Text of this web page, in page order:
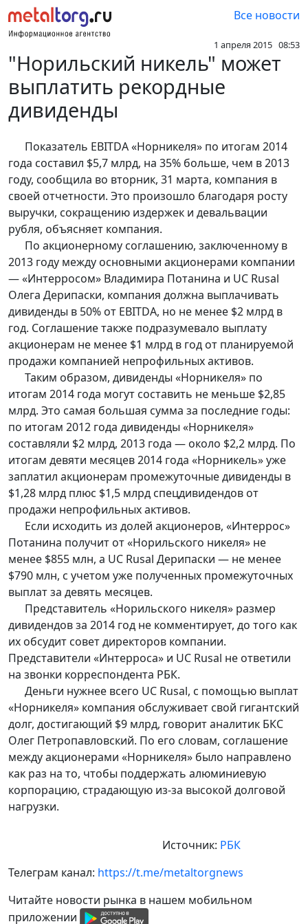
Все новости
1 апреля 2015 08:53
"Норильский никель" может
выплатить рекордные
дивиденды
Показатель EBITDA «Норникеля» по итогам 2014
года составил $5,7 млрд, на 35% больше, чем в 2013
году, сообщила во вторник, 31 марта, компания в
своей отчетности. Это произошло благодаря росту
выручки, сокращению издержек и девальвации
рубля, объясняет компания.
По акционерному соглашению, заключенному в
2013 году между основными акционерами компании
— «Интерросом» Владимира Потанина и UC Rusal
Олега Дерипаски, компания должна выплачивать
дивиденды в 50% от EBITDA, но не менее $2 млрд в
год. Соглашение также подразумевало выплату
акционерам не менее $1 млрд в год от планируемой
продажи компанией непрофильных активов.
Таким образом, дивиденды «Норникеля» по
итогам 2014 года могут составить не меньше $2,85
млрд. Это самая большая сумма за последние годы:
по итогам 2012 года дивиденды «Норникеля»
составляли $2 млрд, 2013 года — около $2,2 млрд. По
итогам девяти месяцев 2014 года «Норникель» уже
заплатил акционерам промежуточные дивиденды в
$1,28 млрд плюс $1,5 млрд спецдивидендов от
продажи непрофильных активов.
Если исходить из долей акционеров, «Интеррос»
Потанина получит от «Норильского никеля» не
менее $855 млн, а UC Rusal Дерипаски — не менее
$790 млн, с учетом уже полученных промежуточных
выплат за девять месяцев.
Представитель «Норильского никеля» размер
дивидендов за 2014 год не комментирует, до того как
их обсудит совет директоров компании.
Представители «Интерроса» и UC Rusal не ответили
на звонки корреспондента РБК.
Деньги нужнее всего UC Rusal, с помощью выплат
«Норникеля» компания обслуживает свой гигантский
долг, достигающий $9 млрд, говорит аналитик БКС
Олег Петропавловский. По его словам, соглашение
между акционерами «Норникеля» было направлено
как раз на то, чтобы поддержать алюминиевую
корпорацию, страдающую из-за высокой долговой
нагрузки.
Источник: РБК
Телеграм канал: https://t.me/metaltorgnews
Читайте новости рынка в нашем мобильном
приложении